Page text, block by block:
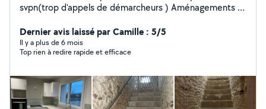
svpn(trop d'appels de démarcheurs ) Aménagements et
Carrelages, faïences, plomberies, cloisons placo, enduit,
peintures, montage meubles cuisines/dressing , sol
parquet bois ou melaminé, ponçage, vitrification,
et de qualité. Rénovation murs en pierres, jointements
murs pierres, piquage murs pierres contre rremontées
capillaires.
Dernier avis laissé par Camille : 5/5
Il y a plus de 6 mois
Top rien à redire rapide et efficace